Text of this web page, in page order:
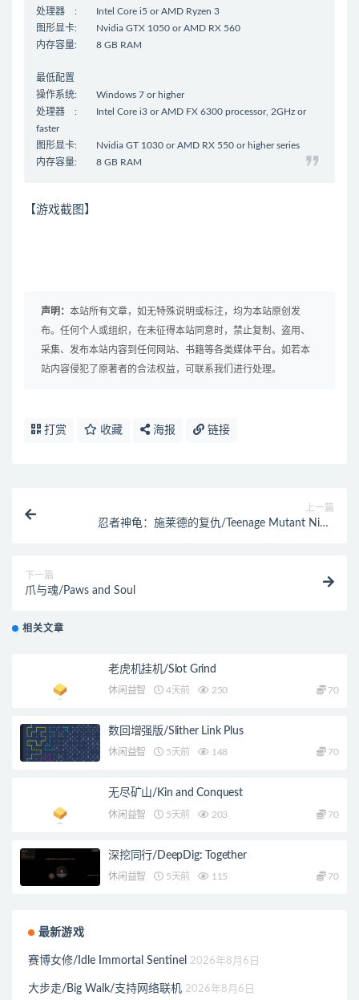
处理器 : Intel Core i5 or AMD Ryzen 3
图形显卡: Nvidia GTX 1050 or AMD RX 560
内存容量: 8 GB RAM
最低配置
操作系统: Windows 7 or higher
处理器 : Intel Core i3 or AMD FX 6300 processor, 2GHz or
faster
图形显卡: Nvidia GT 1030 or AMD RX 550 or higher series
内存容量: 8 GB RAM
【游戏截图】
声明： 本站所有文章，如无特殊说明或标注，均为本站原创发
布。任何个人或组织，在未征得本站同意时，禁止复制、盗用、
采集、发布本站内容到任何网站、书籍等各类媒体平台。如若本
站内容侵犯了原著者的合法权益，可联系我们进行处理。
打赏 收藏 海报 链接
上一篇
忍者神龟：施莱德的复仇/Teenage Mutant Ninja
下一篇
爪与魂/Paws and Soul
相关文章
老虎机挂机/Slot Grind
休闲益智 4天前 250 70
数回增强版/Slither Link Plus
休闲益智 5天前 148 70
无尽矿山/Kin and Conquest
休闲益智 5天前 203 70
深挖同行/DeepDig: Together
休闲益智 5天前 115 70
最新游戏
赛博女修/Idle Immortal Sentinel 2026年8月6日
大步走/Big Walk/支持网络联机 2026年8月6日